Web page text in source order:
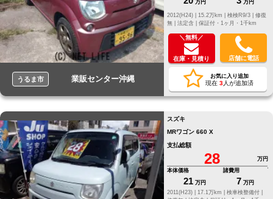
うるま市 業販センター沖縄
万円 万円
修復
無 | 法定含 | 保証付・1ヶ月・1千km
＼無料／
在庫・見積り 店舗に電話
お気に入り追加
現在 3人が追加済
スズキ
MRワゴン 660 X
支払総額
28
万円
本体価格
21 万円
諸費用
7 万円
2011(H23) |
17.1万km |
検車検整備付 |